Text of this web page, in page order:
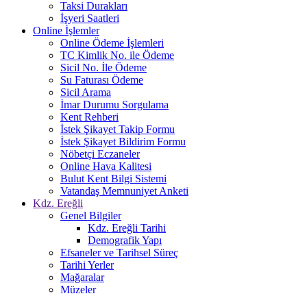
Taksi Durakları
İşyeri Saatleri
Online İşlemler
Online Ödeme İşlemleri
TC Kimlik No. ile Ödeme
Sicil No. İle Ödeme
Su Faturası Ödeme
Sicil Arama
İmar Durumu Sorgulama
Kent Rehberi
İstek Şikayet Takip Formu
İstek Şikayet Bildirim Formu
Nöbetçi Eczaneler
Online Hava Kalitesi
Bulut Kent Bilgi Sistemi
Vatandaş Memnuniyet Anketi
Kdz. Ereğli
Genel Bilgiler
Kdz. Ereğli Tarihi
Demografik Yapı
Efsaneler ve Tarihsel Süreç
Tarihi Yerler
Mağaralar
Müzeler